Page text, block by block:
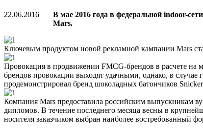
22.06.2016
В мае 2016 года в федеральной indoor-
Mars.
Ключевым продуктом новой рекламной кампании Mars
Провокация в продвижении FMCG-брендов в расчете на
брендов провокации выходят удачными, однако, в
продемонстрировал бренд шоколадных батончиков
Компания Mars предоставила российским выпускникам
дипломов. В течение последнего месяца весны в
носителя заказчиком выбран наиболее востребованный